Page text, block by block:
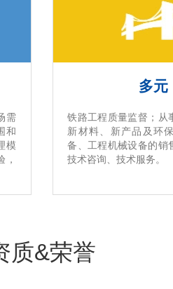
需
和
模
，
多元
铁路工程质量监督；从
新材料、新产品及环
备、工程机械设备的销
技术咨询、技术服务。
质&荣誉